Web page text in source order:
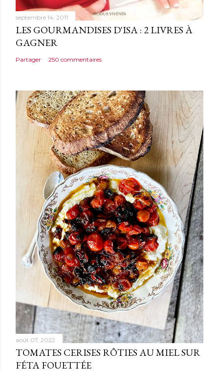
septembre 14, 2011
LES GOURMANDISES D'ISA : 2 LIVRES À
GAGNER
Partager 250 commentaires
août 07, 2022
TOMATES CERISES RÔTIES AU MIEL SUR
FÉTA FOUETTÉE